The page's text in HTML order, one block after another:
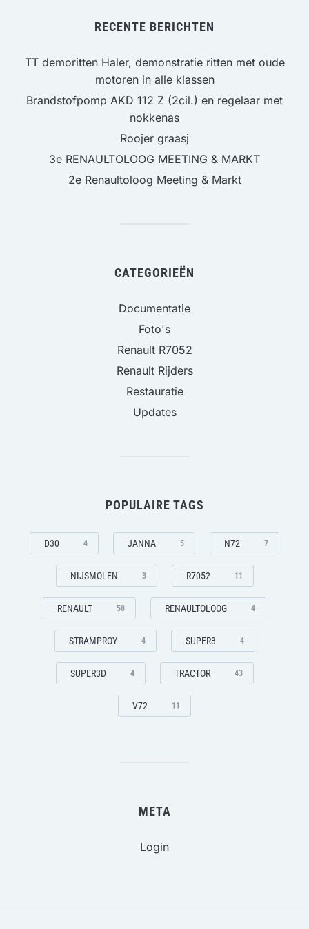
RECENTE BERICHTEN
TT demoritten Haler, demonstratie ritten met oude
motoren in alle klassen
Brandstofpomp AKD 112 Z (2cil.) en regelaar met
nokkenas
Roojer graasj
3e RENAULTOLOOG MEETING & MARKT
2e Renaultoloog Meeting & Markt
CATEGORIEËN
Documentatie
Foto's
Renault R7052
Renault Rijders
Restauratie
Updates
POPULAIRE TAGS
D30 4 JANNA 5 N72 7
NIJSMOLEN 3 R7052 11
RENAULT 58 RENAULTOLOOG 4
STRAMPROY 4 SUPER3 4
SUPER3D 4 TRACTOR 43
V72 11
META
Login